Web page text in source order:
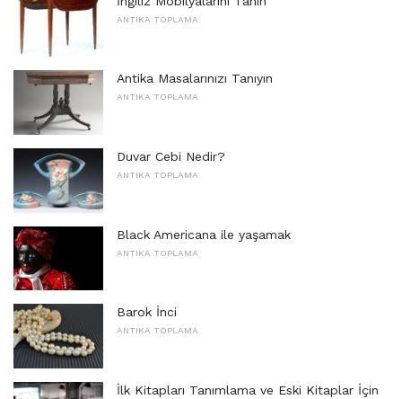
ANTIKA TOPLAMA
Antika Masalarınızı Tanıyın
ANTIKA TOPLAMA
Duvar Cebi Nedir?
ANTIKA TOPLAMA
Black Americana ile yaşamak
ANTIKA TOPLAMA
Barok İnci
ANTIKA TOPLAMA
İlk Kitapları Tanımlama ve Eski Kitaplar İçin